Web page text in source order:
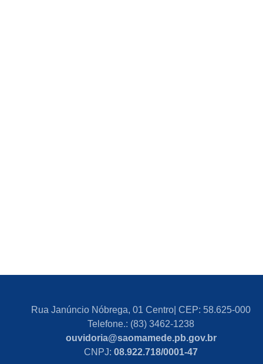
Rua Janúncio Nóbrega, 01 Centro| CEP: 58.625-000
Telefone.: (83) 3462-1238
ouvidoria@saomamede.pb.gov.br
CNPJ: 08.922.718/0001-47